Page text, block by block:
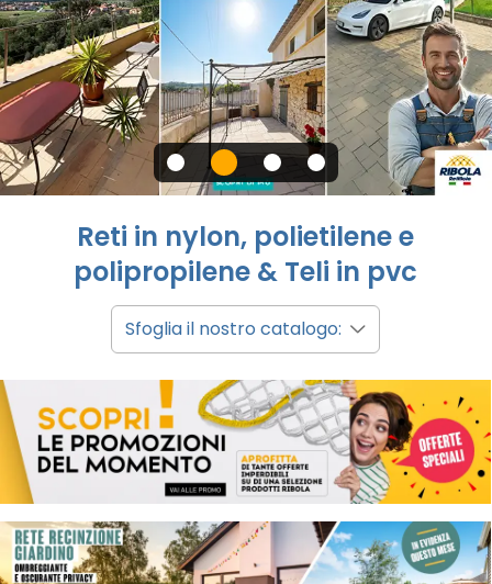
Reti in nylon, polietilene e
polipropilene & Teli in pvc
Sfoglia il nostro catalogo: